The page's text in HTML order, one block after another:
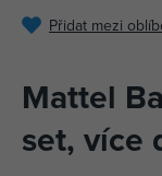
Přidat mezi
Mattel
set, více